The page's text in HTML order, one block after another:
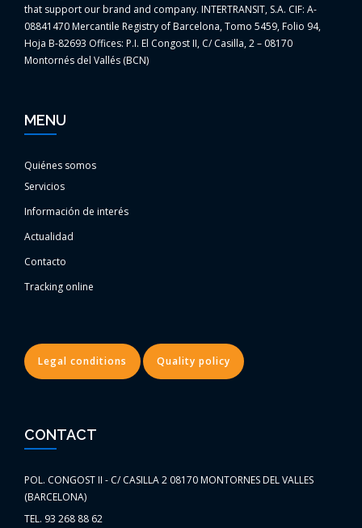
that support our brand and company. INTERTRANSIT, S.A. CIF: A-
08841470 Mercantile Registry of Barcelona, Tomo 5459, Folio 94,
Hoja B-82693 Offices: P.I. El Congost II, C/ Casilla, 2 – 08170
Montornés del Vallés (BCN)
MENU
Quiénes somos
Servicios
Información de interés
Actualidad
Contacto
Tracking online
Legal conditions Quality policy
CONTACT
POL. CONGOST II - C/ CASILLA 2 08170 MONTORNES DEL VALLES
(BARCELONA)
TEL. 93 268 88 62